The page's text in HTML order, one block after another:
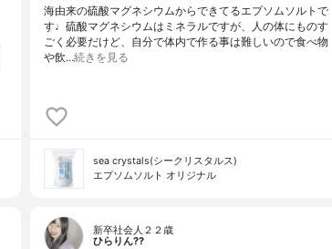
海由来の硫酸マグネシウムからできてるエプソムソルトで
す♩硫酸マグネシウムはミネラルですが、人の体にものす
ごく必要だけど、自分で体内で作る事は難しいので食べ物
や飲…続きを見る
sea crystals(シークリスタルス)
エプソムソルト オリジナル
新卒社会人２２歳
ひらりん??